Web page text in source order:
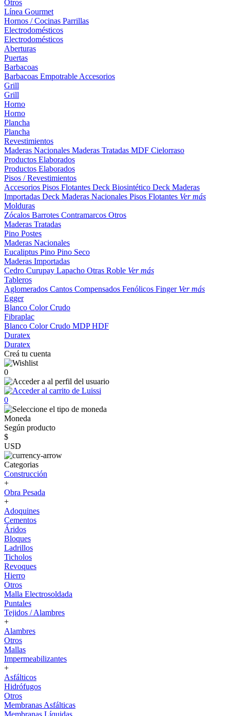
Otros
Línea Gourmet
Hornos / Cocinas Parrillas
Electrodomésticos
Electrodomésticos
Aberturas
Puertas
Barbacoas
Barbacoas Empotrable Accesorios
Grill
Grill
Horno
Horno
Plancha
Plancha
Revestimientos
Maderas Nacionales Maderas Tratadas MDF Cielorraso
Productos Elaborados
Productos Elaborados
Pisos / Revestimientos
Accesorios Pisos Flotantes Deck Biosintético Deck Maderas
Importadas Deck Maderas Nacionales Pisos Flotantes Ver más
Molduras
Zócalos Barrotes Contramarcos Otros
Maderas Tratadas
Pino Postes
Maderas Nacionales
Eucaliptus Pino Pino Seco
Maderas Importadas
Cedro Curupay Lapacho Otras Roble Ver más
Tableros
Aglomerados Cantos Compensados Fenólicos Finger Ver más
Egger
Blanco ColorCrudo
Fibraplac
Blanco ColorCrudo MDPHDF
Duratex
Duratex
Creá tu cuenta
0
0
Moneda
Según producto
$
USD
Categorias
Construcción
+
Obra Pesada
+
Adoquines
Cementos
Áridos
Bloques
Ladrillos
Ticholos
Revoques
Hierro
Otros
Malla Electrosoldada
Puntales
Tejidos / Alambres
+
Alambres
Otros
Mallas
Impermeabilizantes
+
Asfálticos
Hidrófugos
Otros
Membranas Asfálticas
Membranas Líquidas